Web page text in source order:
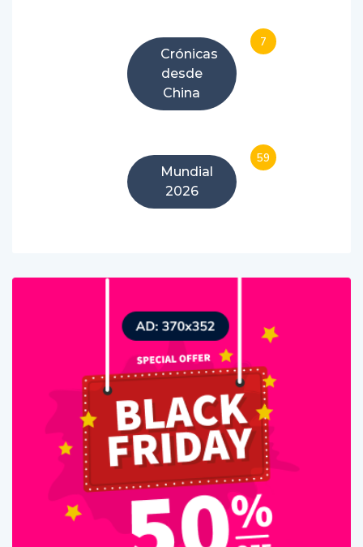
Crónicas
desde
China
7
Mundial
2026
59